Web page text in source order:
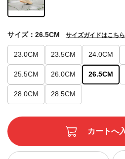
23.0CM 23.5CM 24.0CM
25.5CM 26.0CM 26.5CM
28.0CM 28.5CM
サイズ：26.5CM サイズガイドはこちら